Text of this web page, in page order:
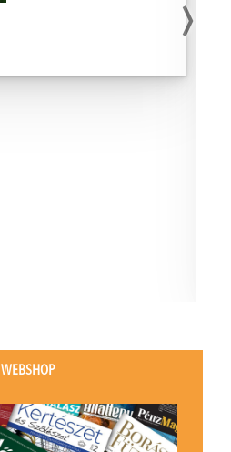
WEBSHOP